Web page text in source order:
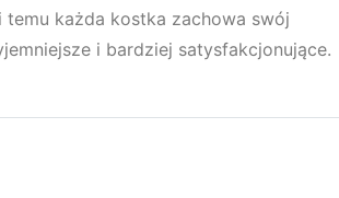
każda kostka zachowa swój
i bardziej satysfakcjonujące.